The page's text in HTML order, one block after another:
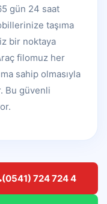
gün 24 saat
taşıma
bir noktaya
filomuz her
sahip olmasıyla
Bu güvenli
(0541) 724 724 4